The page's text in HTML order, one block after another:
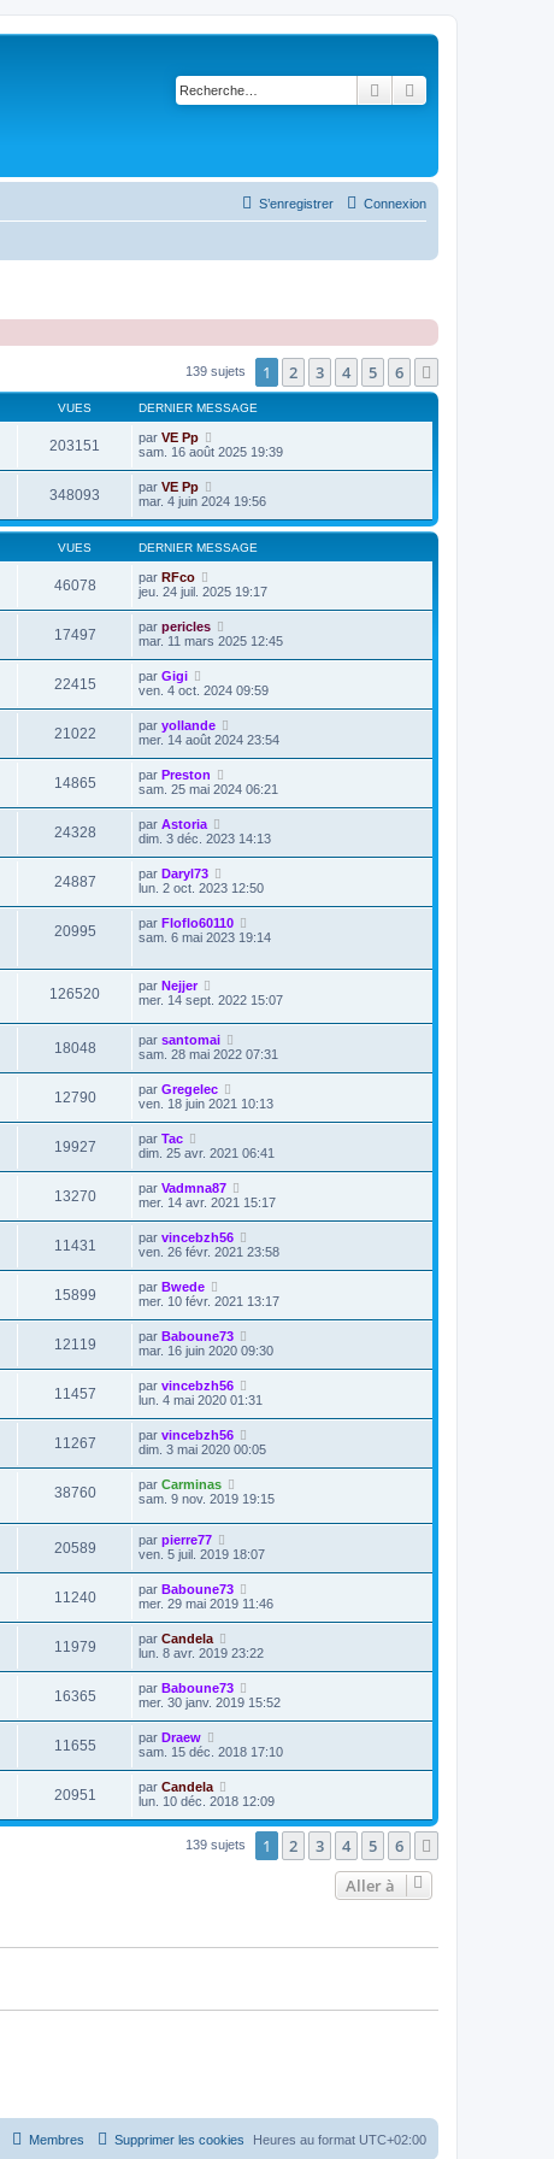
Rechercher
Connexion
S’enregistrer
139 sujets 1 2 3 4 5 6
VUES DERNIER MESSAGE
203151 par VE Pp
sam. 16 août 2025 19:39
348093 par VE Pp
mar. 4 juin 2024 19:56
VUES DERNIER MESSAGE
46078 par RFco
jeu. 24 juil. 2025 19:17
17497 par pericles
mar. 11 mars 2025 12:45
22415 par Gigi
ven. 4 oct. 2024 09:59
21022 par yollande
mer. 14 août 2024 23:54
14865 par Preston
sam. 25 mai 2024 06:21
24328 par Astoria
dim. 3 déc. 2023 14:13
24887 par Daryl73
lun. 2 oct. 2023 12:50
20995 par Floflo60110
sam. 6 mai 2023 19:14
126520 par Nejjer
mer. 14 sept. 2022 15:07
18048 par santomai
sam. 28 mai 2022 07:31
12790 par Gregelec
ven. 18 juin 2021 10:13
19927 par Tac
dim. 25 avr. 2021 06:41
13270 par Vadmna87
mer. 14 avr. 2021 15:17
11431 par vincebzh56
ven. 26 févr. 2021 23:58
15899 par Bwede
mer. 10 févr. 2021 13:17
12119 par Baboune73
mar. 16 juin 2020 09:30
11457 par vincebzh56
lun. 4 mai 2020 01:31
11267 par vincebzh56
dim. 3 mai 2020 00:05
38760 par Carminas
sam. 9 nov. 2019 19:15
20589 par pierre77
ven. 5 juil. 2019 18:07
11240 par Baboune73
mer. 29 mai 2019 11:46
11979 par Candela
lun. 8 avr. 2019 23:22
16365 par Baboune73
mer. 30 janv. 2019 15:52
11655 par Draew
sam. 15 déc. 2018 17:10
20951 par Candela
lun. 10 déc. 2018 12:09
139 sujets 1 2 3 4 5 6
Aller à
Heures au format UTC+02:00
Supprimer les cookies
Membres